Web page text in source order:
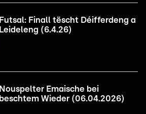
Futsal: Finall tëscht Déifferdeng a
Leideleng (6.4.26)
Nouspelter Emaische bei
beschtem Wieder (06.04.2026)